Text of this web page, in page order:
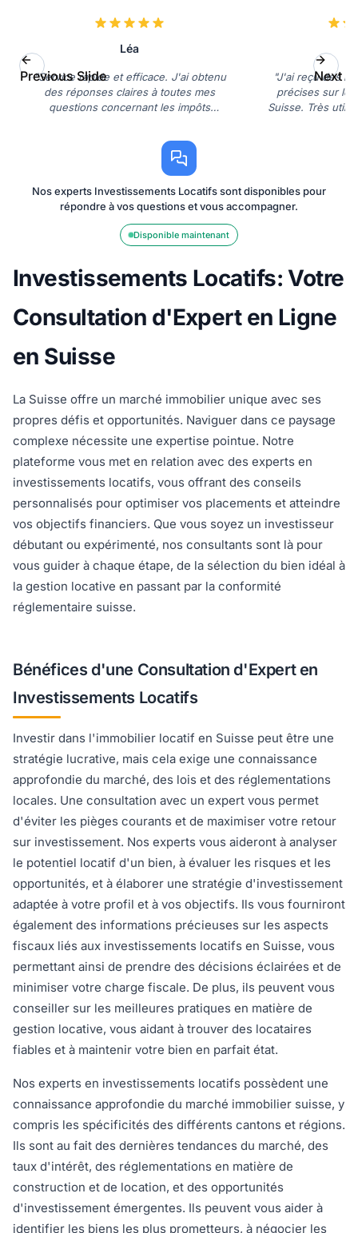
Léa
"Service rapide et efficace. J'ai obtenu
des réponses claires à toutes mes
questions concernant les impôts
"J'ai reçu des
précises sur
Suisse. Très
Previous Slide Next
Nos experts Investissements Locatifs sont disponibles pour
répondre à vos questions et vous accompagner.
Disponible maintenant
Investissements Locatifs: Votre
Consultation d'Expert en Ligne
en Suisse
La Suisse offre un marché immobilier unique avec ses
propres défis et opportunités. Naviguer dans ce paysage
complexe nécessite une expertise pointue. Notre
plateforme vous met en relation avec des experts en
investissements locatifs, vous offrant des conseils
personnalisés pour optimiser vos placements et atteindre
vos objectifs financiers. Que vous soyez un investisseur
débutant ou expérimenté, nos consultants sont là pour
vous guider à chaque étape, de la sélection du bien idéal à
la gestion locative en passant par la conformité
réglementaire suisse.
Bénéfices d'une Consultation d'Expert en
Investissements Locatifs
Investir dans l'immobilier locatif en Suisse peut être une
stratégie lucrative, mais cela exige une connaissance
approfondie du marché, des lois et des réglementations
locales. Une consultation avec un expert vous permet
d'éviter les pièges courants et de maximiser votre retour
sur investissement. Nos experts vous aideront à analyser
le potentiel locatif d'un bien, à évaluer les risques et les
opportunités, et à élaborer une stratégie d'investissement
adaptée à votre profil et à vos objectifs. Ils vous fourniront
également des informations précieuses sur les aspects
fiscaux liés aux investissements locatifs en Suisse, vous
permettant ainsi de prendre des décisions éclairées et de
minimiser votre charge fiscale. De plus, ils peuvent vous
conseiller sur les meilleures pratiques en matière de
gestion locative, vous aidant à trouver des locataires
fiables et à maintenir votre bien en parfait état.
Nos experts en investissements locatifs possèdent une
connaissance approfondie du marché immobilier suisse, y
compris les spécificités des différents cantons et régions.
Ils sont au fait des dernières tendances du marché, des
taux d'intérêt, des réglementations en matière de
construction et de location, et des opportunités
d'investissement émergentes. Ils peuvent vous aider à
identifier les biens les plus prometteurs, à négocier les